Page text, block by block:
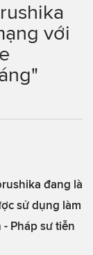
với
đang là
sử dụng làm
Pháp sư tiễn